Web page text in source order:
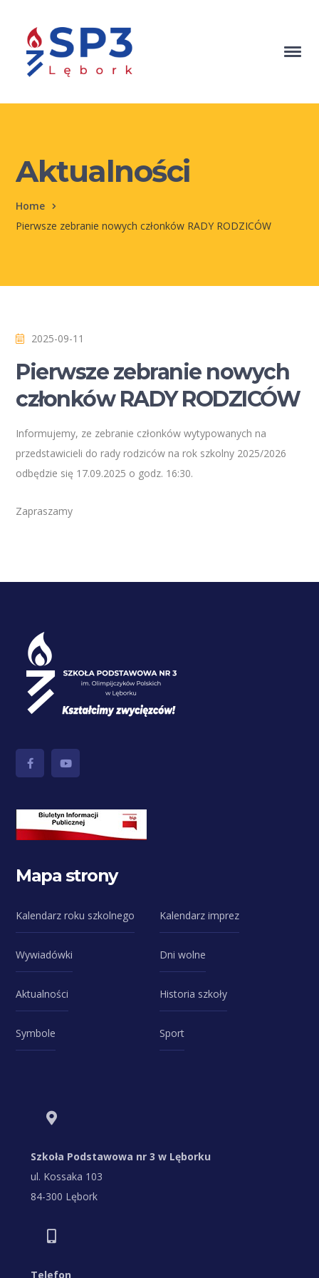
Aktualności
Home
Pierwsze zebranie nowych członków RADY RODZICÓW
2025-09-11
Pierwsze zebranie nowych
członków RADY RODZICÓW
Informujemy, ze zebranie członków wytypowanych na
przedstawicieli do rady rodziców na rok szkolny 2025/2026
odbędzie się 17.09.2025 o godz. 16:30.
Zapraszamy
Mapa strony
Kalendarz roku szkolnego Kalendarz imprez
Wywiadówki Dni wolne
Aktualności Historia szkoły
Symbole Sport
Szkoła Podstawowa nr 3 w Lęborku
ul. Kossaka 103
84-300 Lębork
Telefon